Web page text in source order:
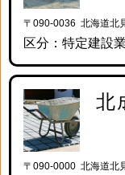
〒090-0036 北海道北
区分：特定建設
北
〒090-0000 北海道北